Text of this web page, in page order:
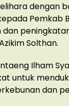
dengan
Pemkab
Solthan.
Ilham
untuk
dan